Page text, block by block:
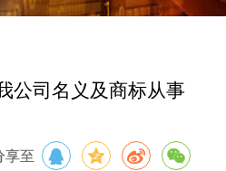
公司名义及商标从事
享至